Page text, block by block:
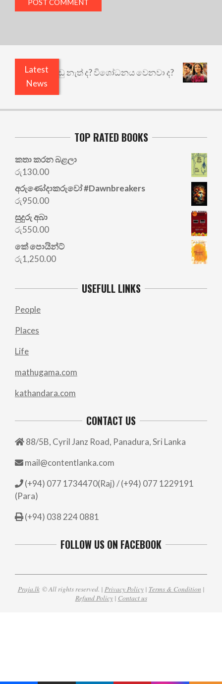
Latest
News
ඇතුළෙයි කුඩු නැත් ද? විශෝධනය වෙනවා ද?
TOP RATED BOOKS
කතා කරන බළලා
රු130.00
අරු‍ණෝදාකරුවෝ #Dawnbreakers
රු950.00
සුදුරු අබා
රු550.00
කේ පොයින්ට්
රු1,250.00
USEFULL LINKS
People
Places
Life
mathugama.com
kathandara.com
CONTACT US
88/5B, Cyril Janz Road, Panadura, Sri Lanka
mail@contentlanka.com
(+94) 077 1734470(Raj) / (+94) 077 1229191
(Para)
(+94) 038 224 0881
FOLLOW US ON FACEBOOK
Praja.lk© All rights reserved. | Privacy Policy| Terms & Condition |
Refund Policy| Contact us